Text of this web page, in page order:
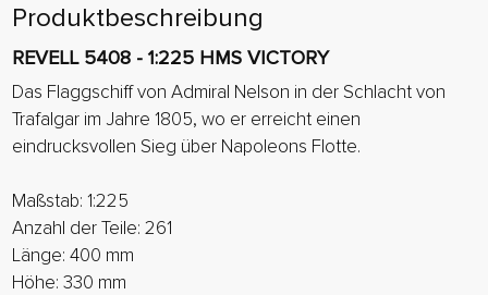
Produktbeschreibung
REVELL 5408 - 1:225 HMS VICTORY
Das Flaggschiff von Admiral Nelson in der Schlacht von
Trafalgar im Jahre 1805, wo er erreicht einen
eindrucksvollen Sieg über Napoleons Flotte.
Maßstab: 1:225
Anzahl der Teile: 261
Länge: 400 mm
Höhe: 330 mm